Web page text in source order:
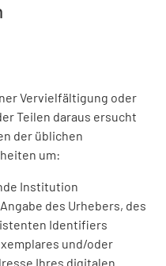
Vervielfältigung oder
Teilen daraus ersucht
der üblichen
um:
Institution
des Urhebers, des
Identifiers
und/oder
Ihres digitalen